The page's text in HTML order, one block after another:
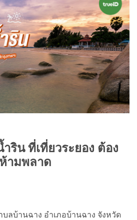
ริน ที่เที่ยวระยอง ต้อง
ห้ามพลาด
ลบ้านฉาง อำเภอบ้านฉาง จังหวัด